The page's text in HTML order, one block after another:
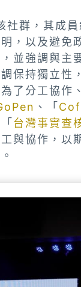
社群，其成
，以及避
並強調與主
保持獨立性
了分工協作
、「
台灣事實查
與協作，以